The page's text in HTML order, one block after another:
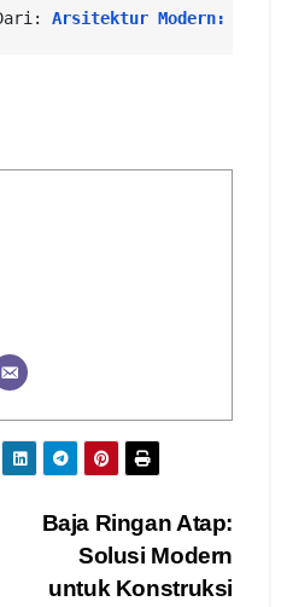
Arsitektur Modern:
Baja Ringan Atap:
Solusi Modern
untuk Konstruksi